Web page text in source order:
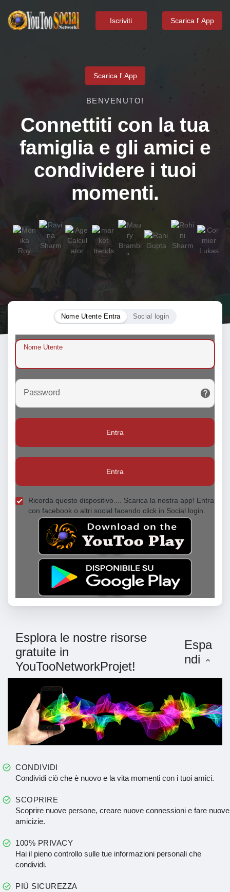
Iscriviti Scarica l' App
Scarica l' App
BENVENUTO!
Connettiti con la tua
famiglia e gli amici e
condividere i tuoi
momenti.
Nome Utente Entra Social login
Nome Utente
Password
Entra
Entra
Ricorda questo dispositivo.... Scarica la nostra app! Entra
con facebook o altri social facendo click in Social login.
Esplora le nostre risorse
gratuite in
YouTooNetworkProjet!
Espa
ndi
CONDIVIDI
Condividi ciò che è nuovo e la vita momenti con i tuoi amici.
SCOPRIRE
Scoprire nuove persone, creare nuove connessioni e fare nuove
amicizie.
100% PRIVACY
Hai il pieno controllo sulle tue informazioni personali che
condividi.
PIÙ SICUREZZA